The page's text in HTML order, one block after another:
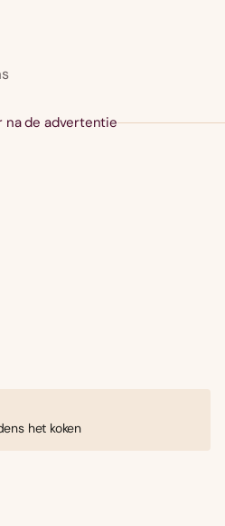
na de advertentie
het koken